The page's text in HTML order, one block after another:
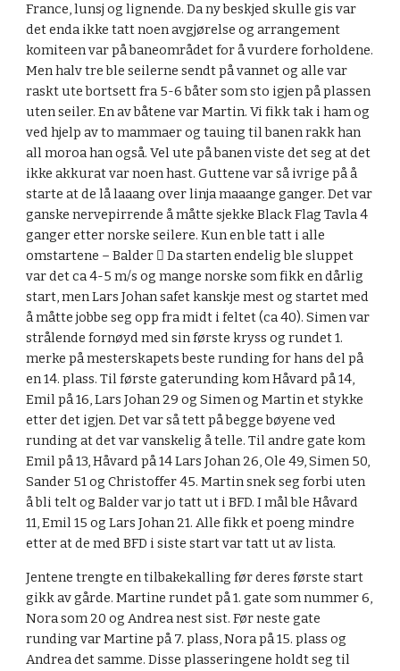
France, lunsj og lignende. Da ny beskjed skulle gis var
det enda ikke tatt noen avgjørelse og arrangement
komiteen var på baneområdet for å vurdere forholdene.
Men halv tre ble seilerne sendt på vannet og alle var
raskt ute bortsett fra 5-6 båter som sto igjen på plassen
uten seiler. En av båtene var Martin. Vi fikk tak i ham og
ved hjelp av to mammaer og tauing til banen rakk han
all moroa han også. Vel ute på banen viste det seg at det
ikke akkurat var noen hast. Guttene var så ivrige på å
starte at de lå laaang over linja maaange ganger. Det var
ganske nervepirrende å måtte sjekke Black Flag Tavla 4
ganger etter norske seilere. Kun en ble tatt i alle
omstartene – Balder  Da starten endelig ble sluppet
var det ca 4-5 m/s og mange norske som fikk en dårlig
start, men Lars Johan safet kanskje mest og startet med
å måtte jobbe seg opp fra midt i feltet (ca 40). Simen var
strålende fornøyd med sin første kryss og rundet 1.
merke på mesterskapets beste runding for hans del på
en 14. plass. Til første gaterunding kom Håvard på 14,
Emil på 16, Lars Johan 29 og Simen og Martin et stykke
etter det igjen. Det var så tett på begge bøyene ved
runding at det var vanskelig å telle. Til andre gate kom
Emil på 13, Håvard på 14 Lars Johan 26, Ole 49, Simen 50,
Sander 51 og Christoffer 45. Martin snek seg forbi uten
å bli telt og Balder var jo tatt ut i BFD. I mål ble Håvard
11, Emil 15 og Lars Johan 21. Alle fikk et poeng mindre
etter at de med BFD i siste start var tatt ut av lista.
Jentene trengte en tilbakekalling før deres første start
gikk av gårde. Martine rundet på 1. gate som nummer 6,
Nora som 20 og Andrea nest sist. Før neste gate
runding var Martine på 7. plass, Nora på 15. plass og
Andrea det samme. Disse plasseringene holdt seg til